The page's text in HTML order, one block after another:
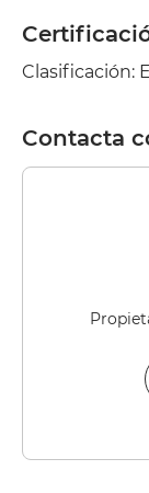
Clasificación:
Contacta